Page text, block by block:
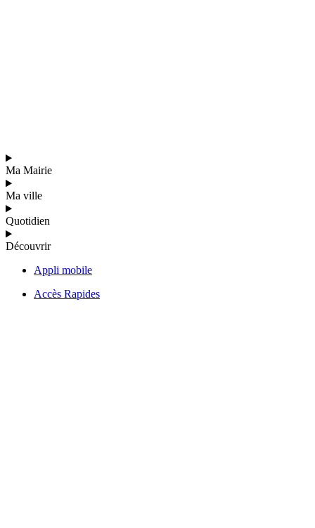
Ma Mairie
Ma ville
Quotidien
Découvrir
Appli mobile
Accès Rapides